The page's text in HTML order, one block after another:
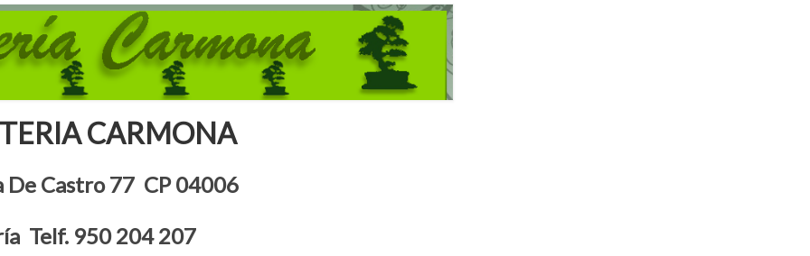
CARMONA
De Castro 77 CP 04006
Telf. 950 204 207